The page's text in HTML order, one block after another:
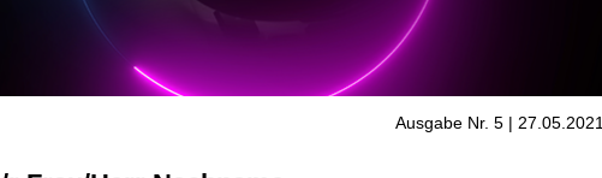
Ausgabe Nr. 5 | 27.05.2021